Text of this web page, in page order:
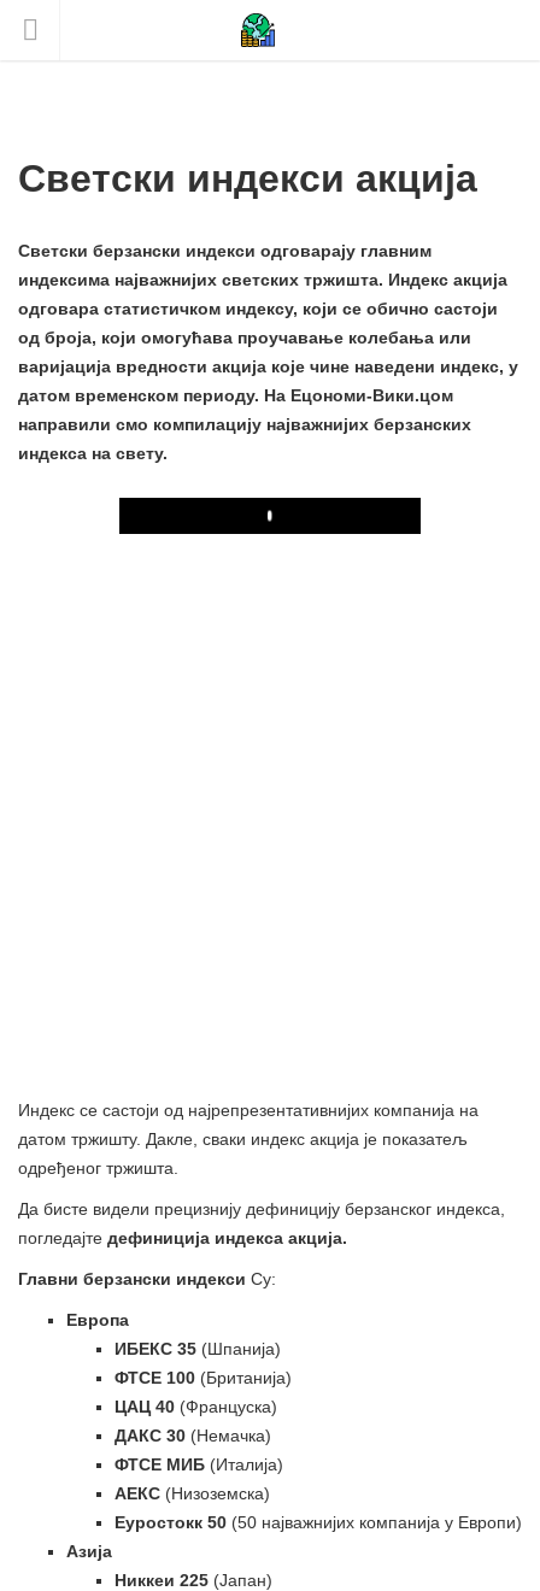
Светски индекси акција
Светски берзански индекси одговарају главним
индексима најважнијих светских тржишта. Индекс акција
одговара статистичком индексу, који се обично састоји
од броја, који омогућава проучавање колебања или
варијација вредности акција које чине наведени индекс, у
датом временском периоду. На Ецономи-Вики.цом
направили смо компилацију најважнијих берзанских
индекса на свету.
Play
Индекс се састоји од најрепрезентативнијих компанија на
датом тржишту. Дакле, сваки индекс акција је показатељ
одређеног тржишта.
Да бисте видели прецизнију дефиницију берзанског индекса,
погледајте дефиниција индекса акција.
Главни берзански индекси Су:
Европа
ИБЕКС 35 (Шпанија)
ФТСЕ 100 (Британија)
ЦАЦ 40 (Француска)
ДАКС 30 (Немачка)
ФТСЕ МИБ (Италија)
АЕКС (Низоземска)
Еуростокк 50 (50 најважнијих компанија у Европи)
Азија
Никкеи 225 (Јапан)